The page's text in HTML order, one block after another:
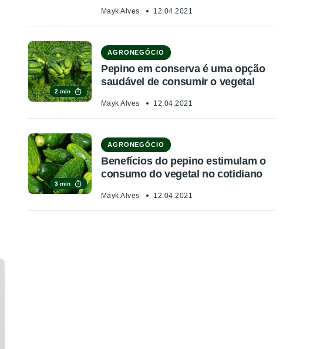
Mayk Alves 12.04.2021
2 min
AGRONEGÓCIO
Pepino em conserva é uma opção
saudável de consumir o vegetal
Mayk Alves 12.04.2021
3 min
AGRONEGÓCIO
Benefícios do pepino estimulam o
consumo do vegetal no cotidiano
Mayk Alves 12.04.2021